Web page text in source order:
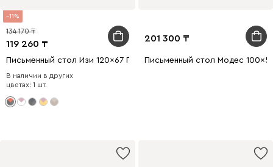
11
119 260
134 170
Письменный стол Изи 120x67 Графитовый/Оранжевый
В наличии в других
цветах: 1 шт.
201 300
Письменный стол Модес